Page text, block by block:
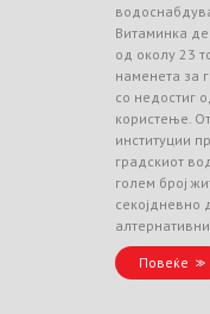
Витаминка
од околу 23
наменета за
со недостиг
користење.
институции
градскиот
голем број
секојдневно
Повеќе